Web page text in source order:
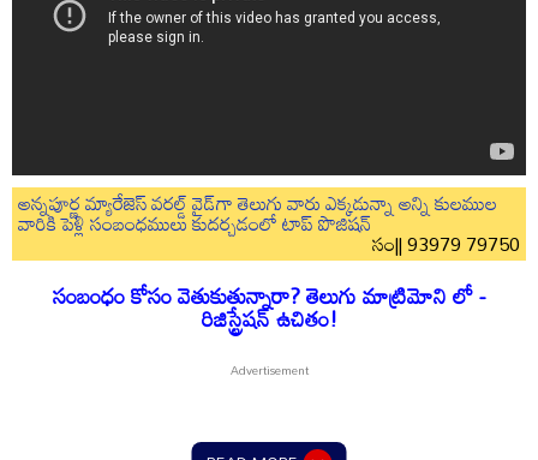
అన్నపూర్ణ మ్యారేజెస్ వరల్డ్ వైడ్‌గా తెలుగు వారు ఎక్కడున్నా అన్ని కులముల
వారికి పెళ్లి సంబంధములు కుదర్చడంలో టాప్ పొజిషన్
సం|| 93979 79750
సంబంధం కోసం వెతుకుతున్నారా? తెలుగు మాట్రిమోని లో -
రిజిస్ట్రేషన్ ఉచితం!